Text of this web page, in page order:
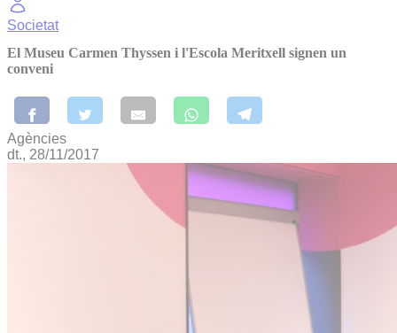
Societat
El Museu Carmen Thyssen i l'Escola Meritxell signen un
conveni
Agències
dt., 28/11/2017